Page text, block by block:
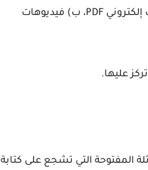
"بأي صيغة تفضلون تعلم المعلومات؟ أ) كتاب إلكتروني PDF، ب) فيديوهات
عليها.
المفتوحة التي تشجع على كتابة